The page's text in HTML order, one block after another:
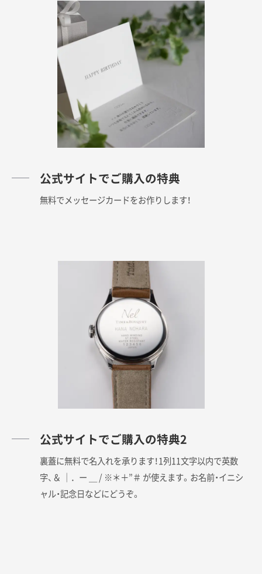
公式サイトでご購入の特典
無料でメッセージカードをお作りします！
公式サイトでご購入の特典2
裏蓋に無料で名入れを承ります！1列11文字以内で英数
字、＆ ｜．ー ＿ / ※＊＋”＃ が使えます。お名前・イニシ
ャル・記念日などにどうぞ。